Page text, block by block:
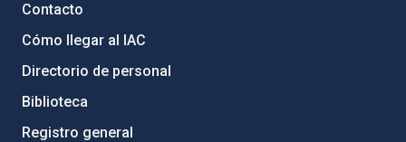
Contacto
Cómo llegar al IAC
Directorio de personal
Biblioteca
Registro general